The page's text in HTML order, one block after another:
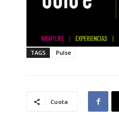
TAGS Pulse
Cuota